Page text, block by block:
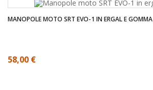
MANOPOLE MOTO SRT EVO-1 IN ERGAL E GOMMA
58,00 €